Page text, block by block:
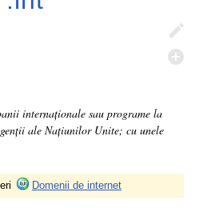
internaționale sau programe la
ale Națiunilor Unite; cu unele
Domenii de internet